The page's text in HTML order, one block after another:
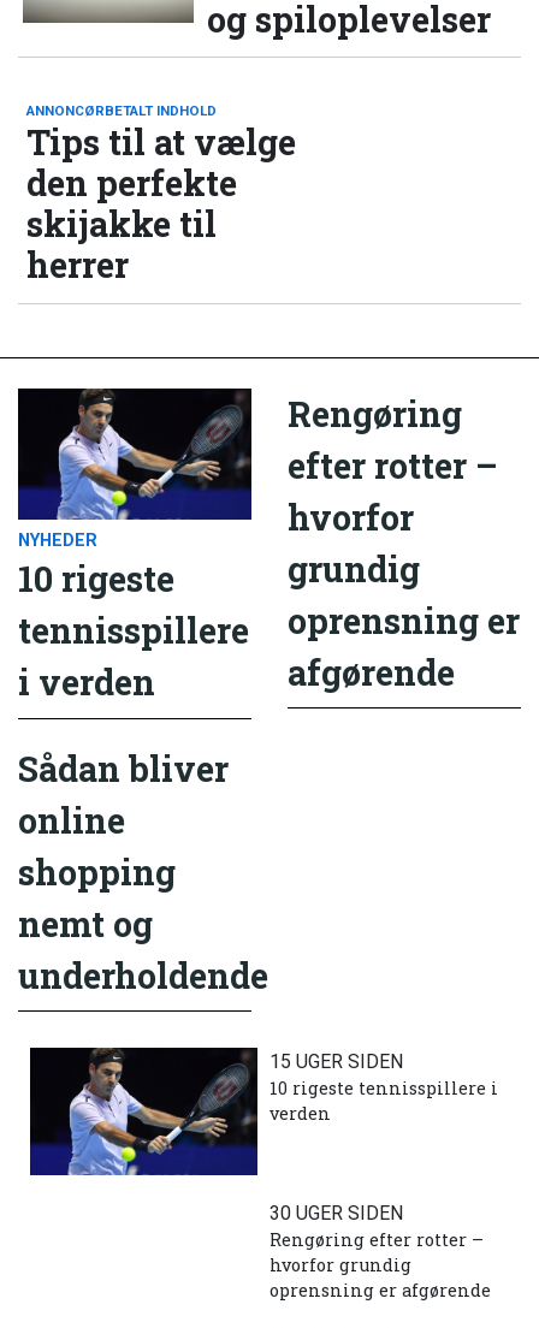
og spiloplevelser
ANNONCØRBETALT INDHOLD
Tips til at vælge
den perfekte
skijakke til
herrer
NYHEDER
10 rigeste
tennisspillere
i verden
Rengøring
efter rotter –
hvorfor
grundig
oprensning er
afgørende
Sådan bliver
online
shopping
nemt og
underholdende
15 UGER SIDEN
10 rigeste tennisspillere i
verden
30 UGER SIDEN
Rengøring efter rotter –
hvorfor grundig
oprensning er afgørende